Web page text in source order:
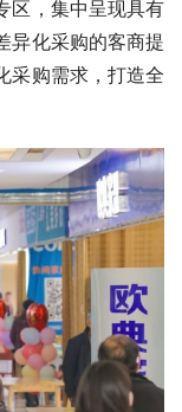
区，集中呈现具有
异化采购的客商提
采购需求，打造全